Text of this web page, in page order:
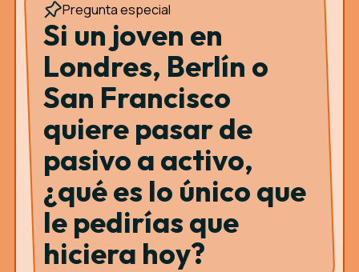
Pregunta especial
Si un joven en
Londres, Berlín o
San Francisco
quiere pasar de
pasivo a activo,
¿qué es lo único que
le pedirías que
hiciera hoy?